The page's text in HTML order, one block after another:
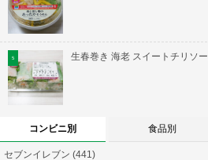
生春巻き 海老 スイートチリソ
コンビニ別 食品別
セブンイレブン (441)